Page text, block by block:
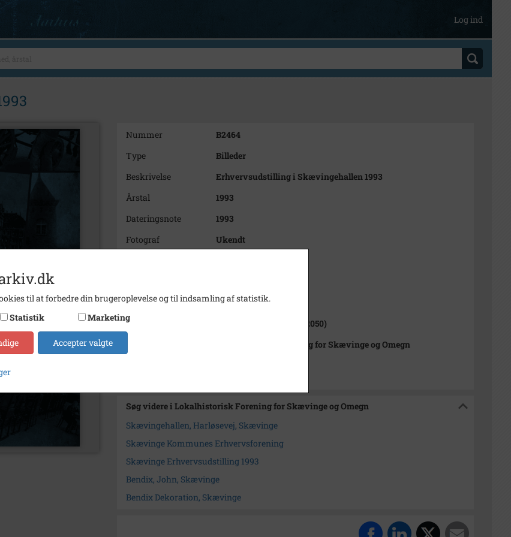
Log ind
Nummer
B2464
Type
Billeder
Beskrivelse
Erhvervsudstilling i Skævingehallen 1993
Årstal
1993
Dateringsnote
1993
Fotograf
Ukendt
Type
Sogn (1000-2050)
Enhed
Skævinge Sogn (1000-2050)
Lokalhistorisk Forening for Skævinge og Omegn
Søg videre i Lokalhistorisk Forening for Skævinge og Omegn
Skævingehallen, Harløsevej, Skævinge
Skævinge Kommunes Erhvervsforening
Skævinge Erhvervsudstilling 1993
Bendix, John, Skævinge
Bendix Dekoration, Skævinge
til at forbedre din brugeroplevelse og til indsamling af statistik.
Statistik Marketing
Accepter valgte